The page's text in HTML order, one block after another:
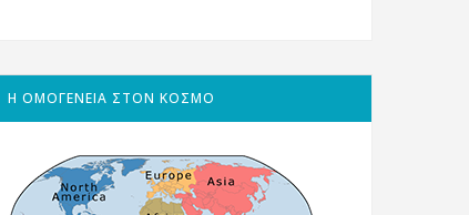
Η ΟΜΟΓΕΝΕΙΑ ΣΤΟΝ ΚΟΣΜΟ